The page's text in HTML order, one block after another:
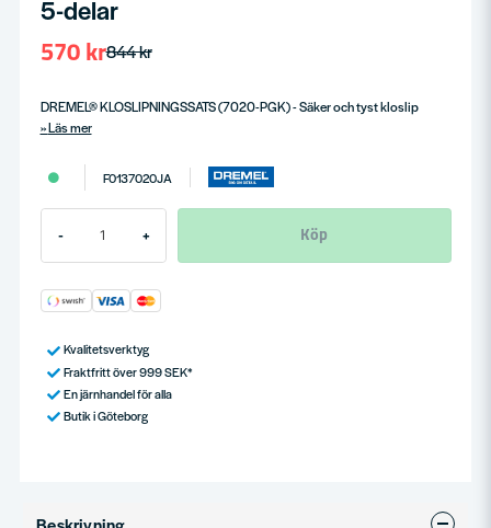
5-delar
844 kr
570 kr
DREMEL® KLOSLIPNINGSSATS (7020-PGK) - Säker och tyst kloslip
Läs mer
F0137020JA
- + Köp
Kvalitetsverktyg
Fraktfritt över 999 SEK*
En järnhandel för alla
Butik i Göteborg